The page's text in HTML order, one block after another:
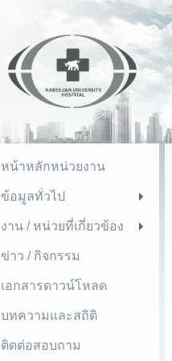
หน้าหลักหน่วยงาน
ข้อมูลทั่วไป
งาน / หน่วยที่เกี่ยวข้อง
ข่าว / กิจกรรม
เอกสารดาวน์โหลด
บทความและสถิติ
ติดต่อสอบถาม